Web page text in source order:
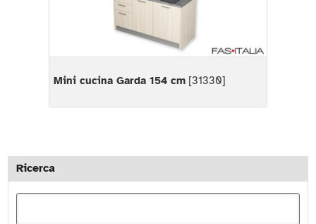
Mini cucina Garda 154 cm [31330]
Ricerca